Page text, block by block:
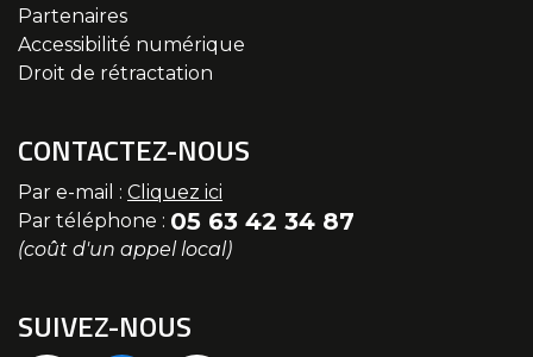
Partenaires
Accessibilité numérique
Droit de rétractation
CONTACTEZ-NOUS
Par e-mail : Cliquez ici
Par téléphone : 05 63 42 34 87
(coût d'un appel local)
SUIVEZ-NOUS